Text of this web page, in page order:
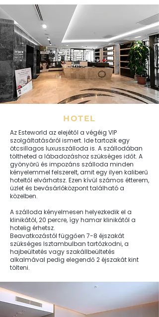
HOTEL
Az Esteworld az elejétől a végéig VIP
szolgáltatásáról ismert. Ide tartozik egy
ötcsillagos luxusszálloda is. A szállodában
töltheted a lábadozáshoz szükséges időt. A
gyönyörű és impozáns szálloda minden
kényelemmel felszerelt, amit egy ilyen kaliberű
hoteltől elvárhatsz. Ezen kívül számos étterem,
üzlet és bevásárlóközpont található a
közelben.
A szálloda kényelmesen helyezkedik el a
klinikától, 20 percre, így hamar klinikától a
hotelig érhetsz.
Beavatkozástól függően 7-8 éjszakát
szükséges Isztambulban tartózkodni, a
hajbeültetés vagy szakállbeültetés
alkalmával pedig elegendő 2 éjszakát kint
tölteni.